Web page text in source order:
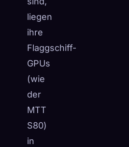
liegen
ihre
Flaggschiff-
GPUs
(wie
der
MTT
S80)
in